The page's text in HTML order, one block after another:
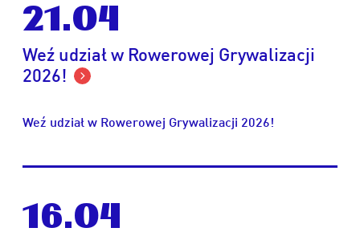
21.04
Weź udział w Rowerowej Grywalizacji
2026!
Weź udział w Rowerowej Grywalizacji 2026!
16.04